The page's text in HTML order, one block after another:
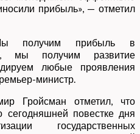
прибыль», — отметил
получим прибыль в
мы получим развитие
любые проявления
министр.
Гройсман отметил, что
сегодняшней повестке дня
государственных